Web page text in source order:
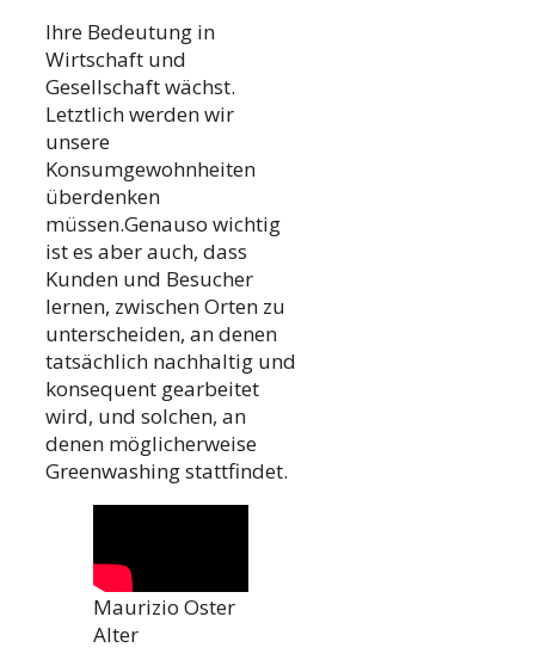
Ihre Bedeutung in
Wirtschaft und
Gesellschaft wächst.
Letztlich werden wir
unsere
Konsumgewohnheiten
überdenken
müssen.Genauso wichtig
ist es aber auch, dass
Kunden und Besucher
lernen, zwischen Orten zu
unterscheiden, an denen
tatsächlich nachhaltig und
konsequent gearbeitet
wird, und solchen, an
denen möglicherweise
Greenwashing stattfindet.
Maurizio Oster
Alter